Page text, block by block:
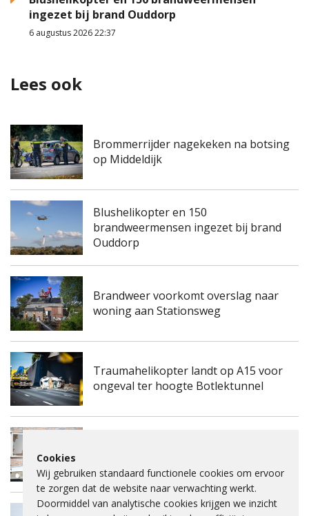
ingezet bij brand Ouddorp
6 augustus 2026 22:37
Lees ook
Brommerrijder nagekeken na botsing
op Middeldijk
Blushelikopter en 150
brandweermensen ingezet bij brand
Ouddorp
Brandweer voorkomt overslag naar
woning aan Stationsweg
Traumahelikopter landt op A15 voor
ongeval ter hoogte Botlektunnel
ontruimd na mogelijke gaslucht
Cookies
Wij gebruiken standaard functionele cookies om ervoor
te zorgen dat de website naar verwachting werkt.
Doormiddel van analytische cookies krijgen we inzicht